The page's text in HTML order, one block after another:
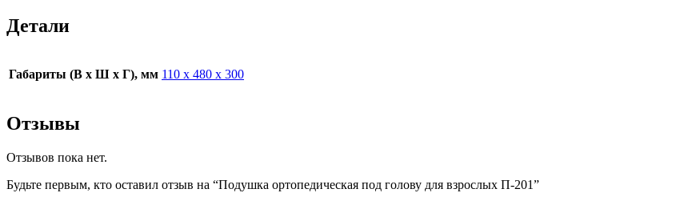
Детали
Габариты (В х Ш х Г), мм 110 х 480 х 300
Отзывы
Отзывов пока нет.
Будьте первым, кто оставил отзыв на “Подушка ортопедическая под голову для взрослых П-201”